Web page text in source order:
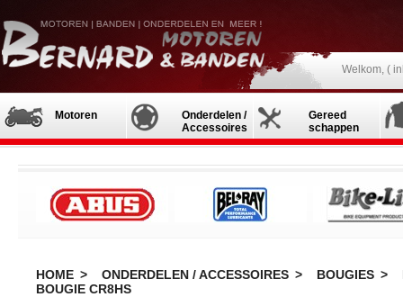
Welkom, (
Motoren
Onderdelen /
Accessoires
Gereed
schappen
HOME > ONDERDELEN / ACCESSOIRES > BOUGIES >
BOUGIE CR8HS